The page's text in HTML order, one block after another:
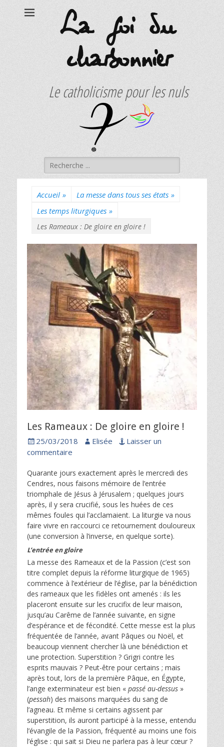
La foi du
charbonnier
Le catholicisme pour les nuls
Rechercher :
Accueil » La messe dans tous ses états »
Les temps liturgiques »
Les Rameaux : De gloire en gloire !
Les Rameaux : De gloire en gloire !
Posted25/03/2018 Author
Elisée
Laisser un
commentaire
Quarante jours exactement après le mercredi des
Cendres, nous faisons mémoire de l’entrée
triomphale de Jésus à Jérusalem ; quelques jours
après, il y sera crucifié, sous les huées de ces
mêmes foules qui l’acclamaient. La liturgie va nous
faire vivre en raccourci ce retournement douloureux
(une conversion à l’inverse, en quelque sorte).
L’entrée en gloire
La messe des Rameaux et de la Passion (c’est son
titre complet depuis la réforme liturgique de 1965)
commence à l’extérieur de l’église, par la bénédiction
des rameaux que les fidèles ont amenés : ils les
placeront ensuite sur les crucifix de leur maison,
jusqu’au Carême de l’année suivante, en signe
d’espérance et de fécondité. Cette messe est la plus
fréquentée de l’année, avant Pâques ou Noël, et
beaucoup viennent chercher là une bénédiction et
une protection. Superstition ? Grigri contre les
esprits mauvais ? Peut-être pour certains ; mais
après tout, lors de la première Pâque, en Égypte,
l’ange exterminateur est bien « passé au-dessus »
(pessah) des maisons marquées du sang de
l’agneau. Et même si certains agissent par
superstition, ils auront participé à la messe, entendu
l’évangile de la Passion, fréquenté au moins une fois
l’église : qui sait si Dieu ne parlera pas à leur cœur ?